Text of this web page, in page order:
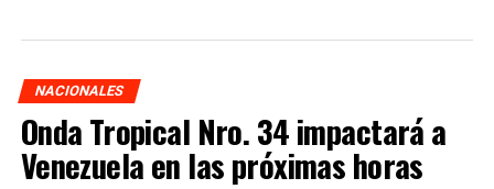
NACIONALES
Onda Tropical Nro. 34 impactará a
Venezuela en las próximas horas